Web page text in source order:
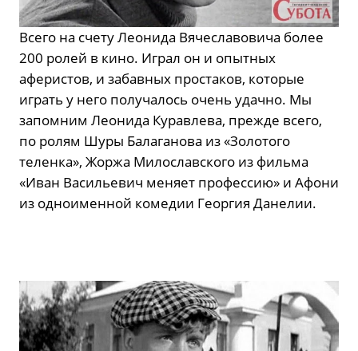
Всего на счету Леонида Вячеславовича более
200 ролей в кино. Играл он и опытных
аферистов, и забавных простаков, которые
играть у него получалось очень удачно. Мы
запомним Леонида Куравлева, прежде всего,
по ролям Шуры Балаганова из «Золотого
теленка», Жоржа Милославского из фильма
«Иван Васильевич меняет профессию» и Афони
из одноименной комедии Георгия Данелии.